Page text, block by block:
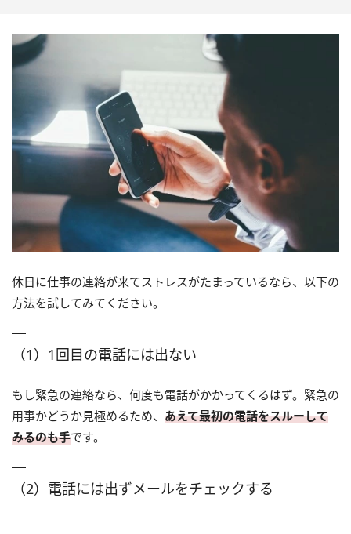
休日に仕事の連絡が来てストレスがたまっているなら、以下の
方法を試してみてください。
（1）1回目の電話には出ない
もし緊急の連絡なら、何度も電話がかかってくるはず。緊急の
用事かどうか見極めるため、 あえて最初の電話をスルーして
みるのも手です。
（2）電話には出ずメールをチェックする